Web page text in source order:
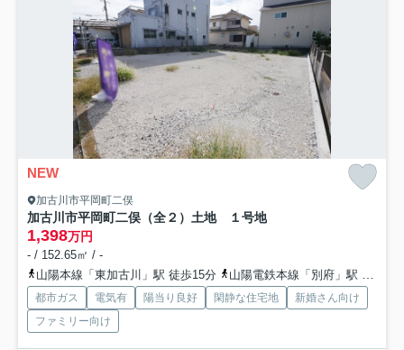
NEW
加古川市平岡町二俣
加古川市平岡町二俣（全２）土地 １号地
1,398万円
- / 152.65㎡ / -
山陽本線「東加古川」駅 徒歩15分
山陽電鉄本線「別府」駅 徒歩25分
都市ガス 電気有 陽当り良好 閑静な住宅地
新婚さん向け
ファミリー向け